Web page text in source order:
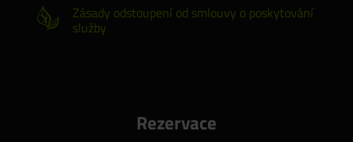
Zásady odstoupení od smlouvy o poskytování
služby
Rezervace